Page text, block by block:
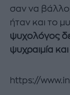
σαν να
ήταν και το
ψυχολόγος
ψυχραιμία
https://